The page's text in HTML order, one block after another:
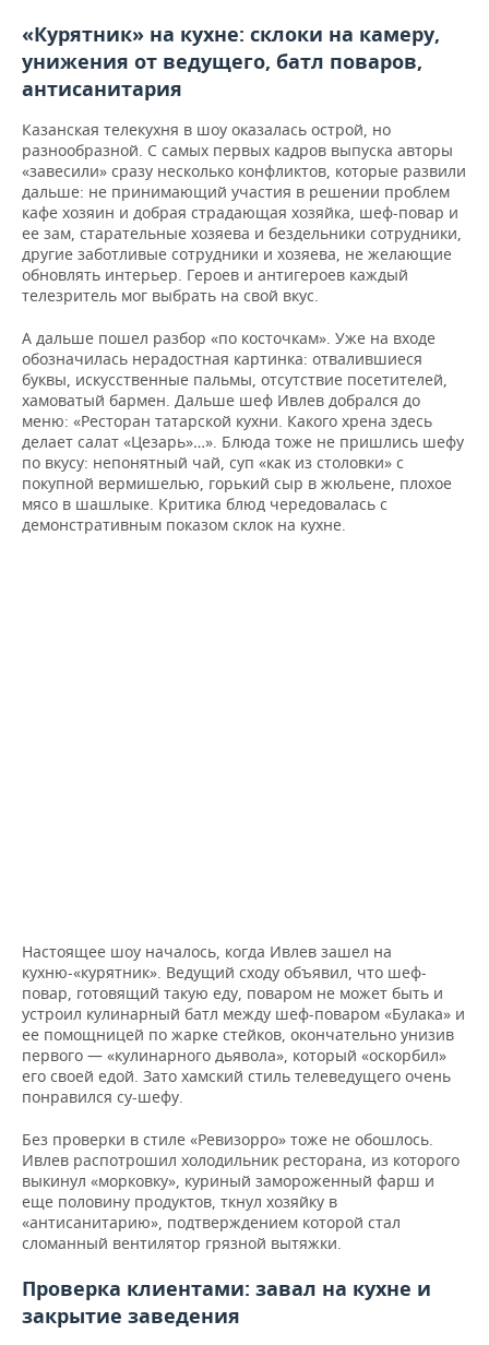
«Курятник» на кухне: склоки на камеру,
унижения от ведущего, батл поваров,
антисанитария
Казанская телекухня в шоу оказалась острой, но
разнообразной. С самых первых кадров выпуска авторы
«завесили» сразу несколько конфликтов, которые развили
дальше: не принимающий участия в решении проблем
кафе хозяин и добрая страдающая хозяйка, шеф-повар и
ее зам, старательные хозяева и бездельники сотрудники,
другие заботливые сотрудники и хозяева, не желающие
обновлять интерьер. Героев и антигероев каждый
телезритель мог выбрать на свой вкус.
А дальше пошел разбор «по косточкам». Уже на входе
обозначилась нерадостная картинка: отвалившиеся
буквы, искусственные пальмы, отсутствие посетителей,
хамоватый бармен. Дальше шеф Ивлев добрался до
меню: «Ресторан татарской кухни. Какого хрена здесь
делает салат «Цезарь»…». Блюда тоже не пришлись шефу
по вкусу: непонятный чай, суп «как из столовки» с
покупной вермишелью, горький сыр в жюльене, плохое
мясо в шашлыке. Критика блюд чередовалась с
демонстративным показом склок на кухне.
Настоящее шоу началось, когда Ивлев зашел на
кухню-«курятник». Ведущий сходу объявил, что шеф-
повар, готовящий такую еду, поваром не может быть и
устроил кулинарный батл между шеф-поваром «Булака» и
ее помощницей по жарке стейков, окончательно унизив
первого — «кулинарного дьявола», который «оскорбил»
его своей едой. Зато хамский стиль телеведущего очень
понравился су-шефу.
Без проверки в стиле «Ревизорро» тоже не обошлось.
Ивлев распотрошил холодильник ресторана, из которого
выкинул «морковку», куриный замороженный фарш и
еще половину продуктов, ткнул хозяйку в
«антисанитарию», подтверждением которой стал
сломанный вентилятор грязной вытяжки.
Проверка клиентами: завал на кухне и
закрытие заведения